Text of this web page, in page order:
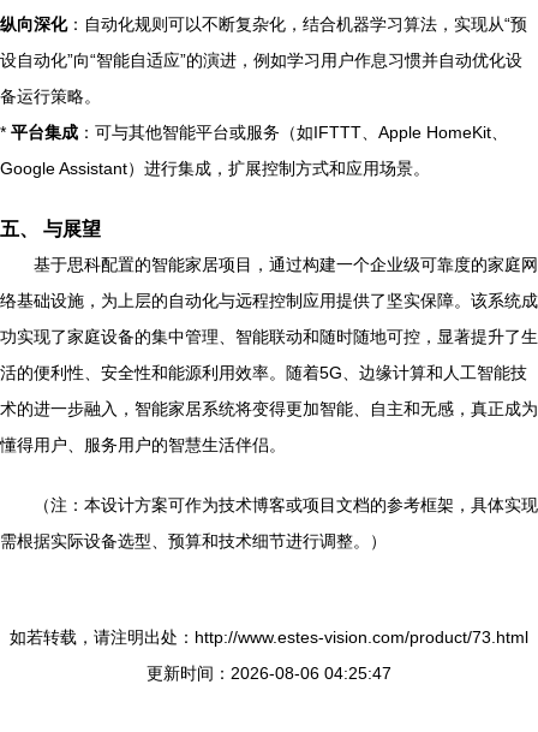
纵向深化：自动化规则可以不断复杂化，结合机器学习算法，实现从“预
设自动化”向“智能自适应”的演进，例如学习用户作息习惯并自动优化设
备运行策略。
* 平台集成 ：可与其他智能平台或服务（如IFTTT、Apple HomeKit、
Google Assistant）进行集成，扩展控制方式和应用场景。
五、 与展望
基于思科配置的智能家居项目，通过构建一个企业级可靠度的家庭网
络基础设施，为上层的自动化与远程控制应用提供了坚实保障。该系统成
功实现了家庭设备的集中管理、智能联动和随时随地可控，显著提升了生
活的便利性、安全性和能源利用效率。随着5G、边缘计算和人工智能技
术的进一步融入，智能家居系统将变得更加智能、自主和无感，真正成为
懂得用户、服务用户的智慧生活伴侣。
（注：本设计方案可作为技术博客或项目文档的参考框架，具体实现
需根据实际设备选型、预算和技术细节进行调整。）
如若转载，请注明出处：http://www.estes-vision.com/product/73.html
更新时间：2026-08-06 04:25:47